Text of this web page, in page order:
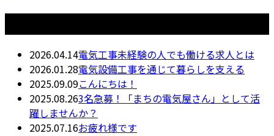
2026.04.14電気工事未経験の人でも働ける求人とは
2026.01.28電気設備工事を通じて暮らしを支える
2025.09.09こんにちは！
2025.08.263名急募！「まちの電気屋さん」として活
躍しませんか？
2025.07.16お疲れ様です